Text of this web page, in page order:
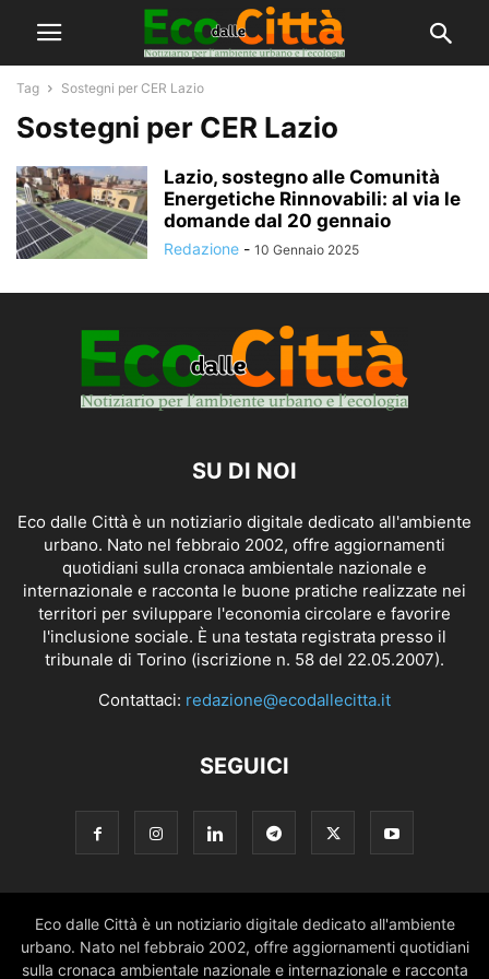
Tag Sostegni per CER Lazio
Sostegni per CER Lazio
Lazio, sostegno alle Comunità
Energetiche Rinnovabili: al via le
domande dal 20 gennaio
Redazione - 10 Gennaio 2025
SU DI NOI
Eco dalle Città è un notiziario digitale dedicato all'ambiente
urbano. Nato nel febbraio 2002, offre aggiornamenti
quotidiani sulla cronaca ambientale nazionale e
internazionale e racconta le buone pratiche realizzate nei
territori per sviluppare l'economia circolare e favorire
l'inclusione sociale. È una testata registrata presso il
tribunale di Torino (iscrizione n. 58 del 22.05.2007).
Contattaci: redazione@ecodallecitta.it
SEGUICI
Eco dalle Città è un notiziario digitale dedicato all'ambiente
urbano. Nato nel febbraio 2002, offre aggiornamenti quotidiani
sulla cronaca ambientale nazionale e internazionale e racconta